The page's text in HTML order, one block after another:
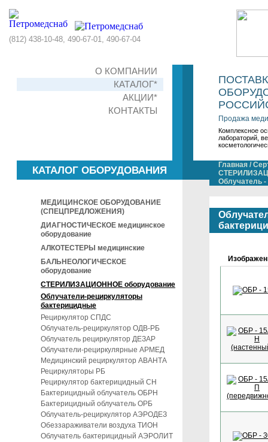
(812) 438-10-48, 490-67-01, 490-67-04
О КОМПАНИИ
КАТАЛОГ*
АКЦИИ*
КОНТАКТЫ
Продажа
Комплексное
лабораторий,
КАТАЛОГ ОБОРУДОВАНИЯ
МЕДИЦИНСКОЕ ОБОРУДОВАНИЕ
(СПЕЦПРЕДЛОЖЕНИЯ)
ДИАГНОСТИЧЕСКОЕ медицинское
оборудование
АЛКОТЕСТЕРЫ медицинские
БАЛЬНЕОЛОГИЧЕСКОЕ
оборудование
СТЕРИЛИЗАЦИОННОЕ оборудование
Облучатели-рециркуляторы
бактерицидные
Рециркулятор СПДС
Облучатель-рециркулятор ОДВ-РБ
Облучатель рециркулятор ДЕЗАР
Облучатели-рециркулярные АРМЕД
Медицинский рециркулятор АВАНТА
Рециркуляторы РБ
Рециркулятор бактерицидный СН
Бактерицидный облучатель ОБРН
Бактерицидный облучатель ОРБ
Облучатель-рециркулятор АЭРОДЕЗ
Обеззараживатели воздуха ТИОН
Облучатель бактерицидный АЭРОЛИТ
Главная /
Облучатель